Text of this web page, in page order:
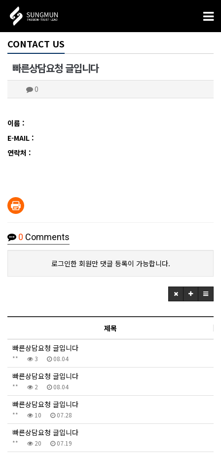
CONTACT US
빠른상담요청 글입니다
0
이름 :
E-MAIL :
연락처 :
0 Comments
로그인한 회원만 댓글 등록이 가능합니다.
제목
빠른상담요청 글입니다
** 3 08.04
빠른상담요청 글입니다
** 2 08.04
빠른상담요청 글입니다
** 10 07.28
빠른상담요청 글입니다
** 20 07.19